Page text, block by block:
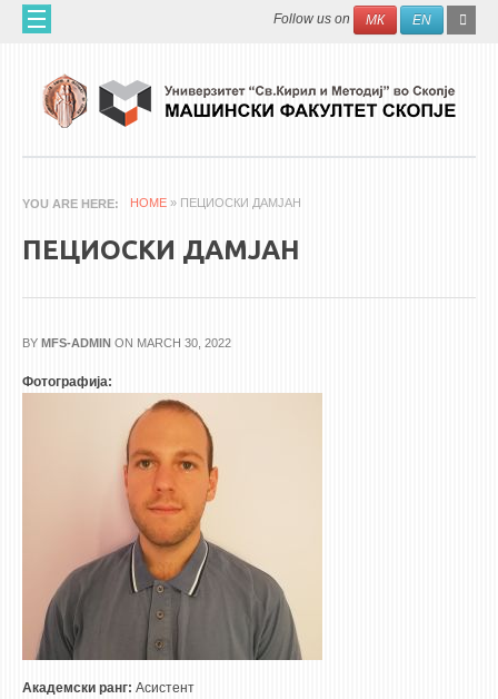
Skip to main content Search
Follow us on МК EN
ЗА НАС
60 ГОДИНИ МФ
НАУЧНА ДЕЈНОСТ
АПЛИКАТИВНА ДЕЈНОСТ
МЕЃУНАРОДНА СОРАБОТКА
WATERBRIDGING
CIRASIM
ENERGET
AIR QUALITY MODELLING
АКТИ
YOU ARE HERE HOME » ПЕЦИОСКИ ДАМЈАН
ПЕЦИОСКИ ДАМЈАН
BY MFS-ADMIN ON MARCH 30, 2022
Фотографија:
Академски ранг: Асистент